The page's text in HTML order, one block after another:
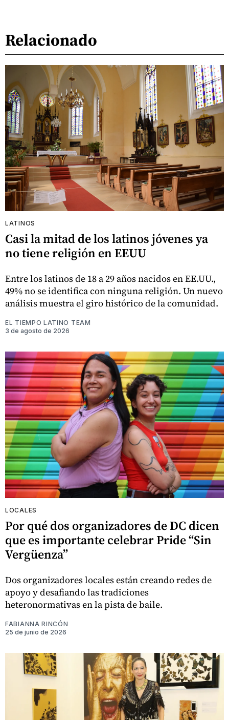
Relacionado
LATINOS
Casi la mitad de los latinos jóvenes ya
no tiene religión en EEUU
Entre los latinos de 18 a 29 años nacidos en EE.UU.,
49% no se identifica con ninguna religión. Un nuevo
análisis muestra el giro histórico de la comunidad.
EL TIEMPO LATINO TEAM
3 de agosto de 2026
LOCALES
Por qué dos organizadores de DC dicen
que es importante celebrar Pride “Sin
Vergüenza”
Dos organizadores locales están creando redes de
apoyo y desafiando las tradiciones
heteronormativas en la pista de baile.
FABIANNA RINCÓN
25 de junio de 2026